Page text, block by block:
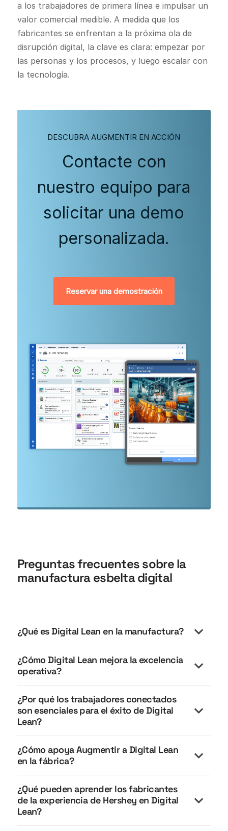
a los trabajadores de primera línea e impulsar un
valor comercial medible. A medida que los
fabricantes se enfrentan a la próxima ola de
disrupción digital, la clave es clara: empezar por
las personas y los procesos, y luego escalar con
la tecnología.
DESCUBRA AUGMENTIR EN ACCIÓN
Contacte con
nuestro equipo para
solicitar una demo
personalizada.
Reservar una demostración
Preguntas frecuentes sobre la
manufactura esbelta digital
¿Qué es Digital Lean en la manufactura?
¿Cómo Digital Lean mejora la excelencia
operativa?
¿Por qué los trabajadores conectados
son esenciales para el éxito de Digital
Lean?
Los trabajadores conectados son esenciales para
el punto de trabajo.
Sin trabajadores conectados:
¿Cómo apoya Augmentir a Digital Lean
en la fábrica?
Augmentir apoya Digital Lean al convertir los
procesos Lean estandarizados en ejecución
¿Qué pueden aprender los fabricantes
de la experiencia de Hershey en Digital
Lean?